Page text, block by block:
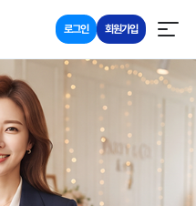
로그인 회원가입